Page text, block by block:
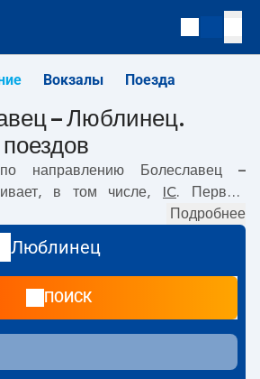
Вокзалы Поезда
– Люблинец.
направлению
Болеславец –
в том числе, IC. Первый
с вокзала PKP
поездVIA REGIA
маршрутуБолеславец–Люблинец
поезда:
- предлагают более
и, как правило, более долгое время
Подробнее
Люблинец
ПОИСК